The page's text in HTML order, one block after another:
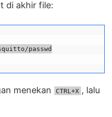
di akhir file:
passwd
menekan CTRL+X , lalu